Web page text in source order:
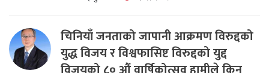
चिनियाँ जनताको जापानी आक्रमण विरुद्दको
युद्ध विजय र विश्वफासिष्ट विरुद्दको युद्द